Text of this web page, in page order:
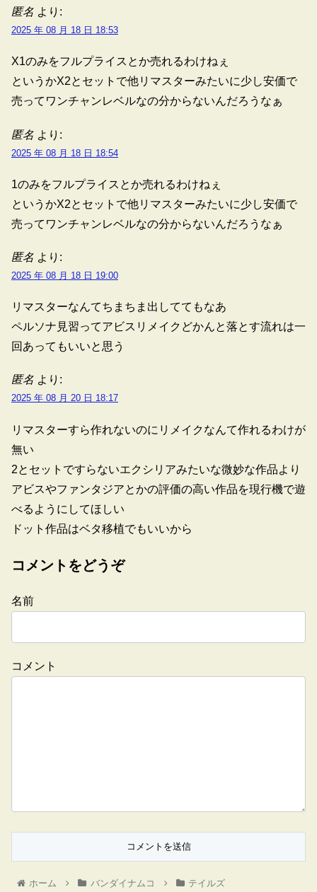
匿名 より:
2025 年 08 月 18 日 18:53
X1のみをフルプライスとか売れるわけねぇ
というかX2とセットで他リマスターみたいに少し安価で
売ってワンチャンレベルなの分からないんだろうなぁ
匿名 より:
2025 年 08 月 18 日 18:54
1のみをフルプライスとか売れるわけねぇ
というかX2とセットで他リマスターみたいに少し安価で
売ってワンチャンレベルなの分からないんだろうなぁ
匿名 より:
2025 年 08 月 18 日 19:00
リマスターなんてちまちま出しててもなあ
ペルソナ見習ってアビスリメイクどかんと落とす流れは一
回あってもいいと思う
匿名 より:
2025 年 08 月 20 日 18:17
リマスターすら作れないのにリメイクなんて作れるわけが
無い
2とセットですらないエクシリアみたいな微妙な作品より
アビスやファンタジアとかの評価の高い作品を現行機で遊
べるようにしてほしい
ドット作品はベタ移植でもいいから
コメントをどうぞ
名前
コメント
ホーム バンダイナムコ テイルズ